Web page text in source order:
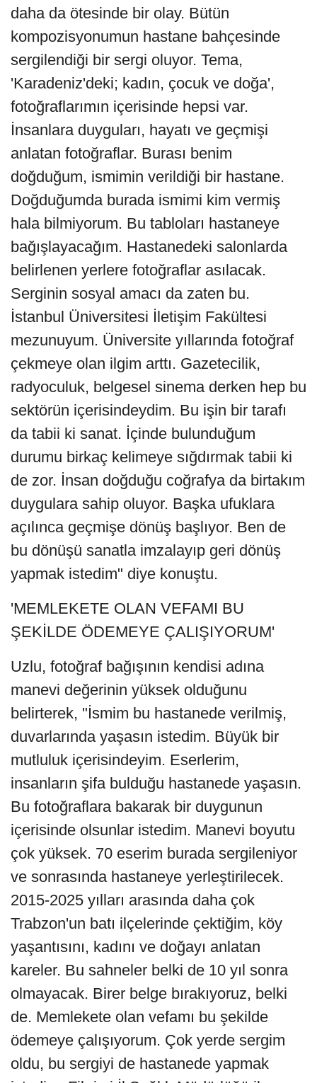
daha da ötesinde bir olay. Bütün
kompozisyonumun hastane bahçesinde
sergilendiği bir sergi oluyor. Tema,
'Karadeniz'deki; kadın, çocuk ve doğa',
fotoğraflarımın içerisinde hepsi var.
İnsanlara duyguları, hayatı ve geçmişi
anlatan fotoğraflar. Burası benim
doğduğum, ismimin verildiği bir hastane.
Doğduğumda burada ismimi kim vermiş
hala bilmiyorum. Bu tabloları hastaneye
bağışlayacağım. Hastanedeki salonlarda
belirlenen yerlere fotoğraflar asılacak.
Serginin sosyal amacı da zaten bu.
İstanbul Üniversitesi İletişim Fakültesi
mezunuyum. Üniversite yıllarında fotoğraf
çekmeye olan ilgim arttı. Gazetecilik,
radyoculuk, belgesel sinema derken hep bu
sektörün içerisindeydim. Bu işin bir tarafı
da tabii ki sanat. İçinde bulunduğum
durumu birkaç kelimeye sığdırmak tabii ki
de zor. İnsan doğduğu coğrafya da birtakım
duygulara sahip oluyor. Başka ufuklara
açılınca geçmişe dönüş başlıyor. Ben de
bu dönüşü sanatla imzalayıp geri dönüş
yapmak istedim" diye konuştu.
'MEMLEKETE OLAN VEFAMI BU
ŞEKİLDE ÖDEMEYE ÇALIŞIYORUM'
Uzlu, fotoğraf bağışının kendisi adına
manevi değerinin yüksek olduğunu
belirterek, "İsmim bu hastanede verilmiş,
duvarlarında yaşasın istedim. Büyük bir
mutluluk içerisindeyim. Eserlerim,
insanların şifa bulduğu hastanede yaşasın.
Bu fotoğraflara bakarak bir duygunun
içerisinde olsunlar istedim. Manevi boyutu
çok yüksek. 70 eserim burada sergileniyor
ve sonrasında hastaneye yerleştirilecek.
2015-2025 yılları arasında daha çok
Trabzon'un batı ilçelerinde çektiğim, köy
yaşantısını, kadını ve doğayı anlatan
kareler. Bu sahneler belki de 10 yıl sonra
olmayacak. Birer belge bırakıyoruz, belki
de. Memlekete olan vefamı bu şekilde
ödemeye çalışıyorum. Çok yerde sergim
oldu, bu sergiyi de hastanede yapmak